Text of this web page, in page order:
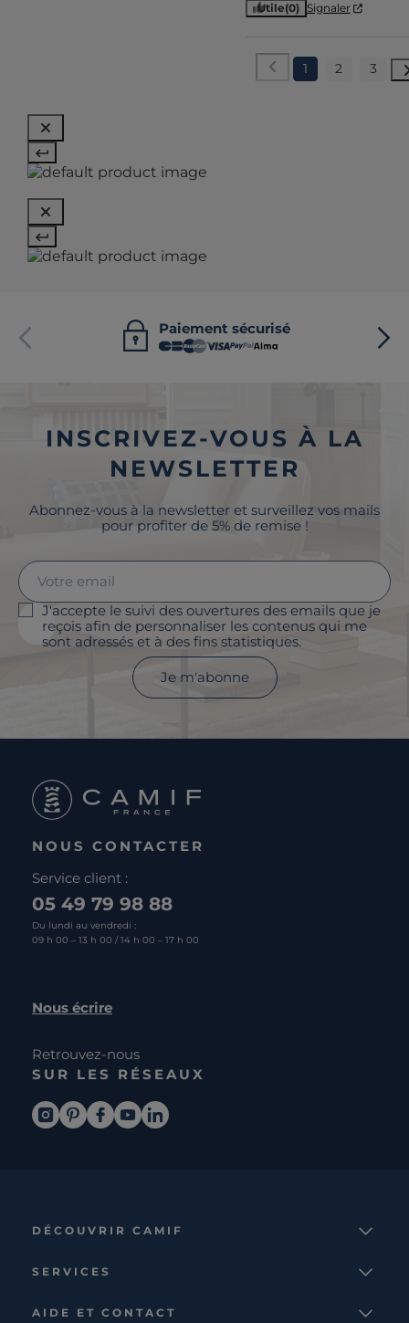
Utile(0) Signaler
1 2 3
Paiement sécurisé
INSCRIVEZ-VOUS À LA
NEWSLETTER
Abonnez-vous à la newsletter et surveillez vos mails
pour profiter de 5% de remise !
J'accepte le suivi des ouvertures des emails que je
reçois afin de personnaliser les contenus qui me
sont adressés et à des fins statistiques.
Je m'abonne
NOUS CONTACTER
Service client :
05 49 79 98 88
Du lundi au vendredi :
09 h 00 – 13 h 00 / 14 h 00 – 17 h 00
Nous écrire
Retrouvez-nous
SUR LES RÉSEAUX
DÉCOUVRIR CAMIF
Nos collections
SERVICES
AIDE ET CONTACT